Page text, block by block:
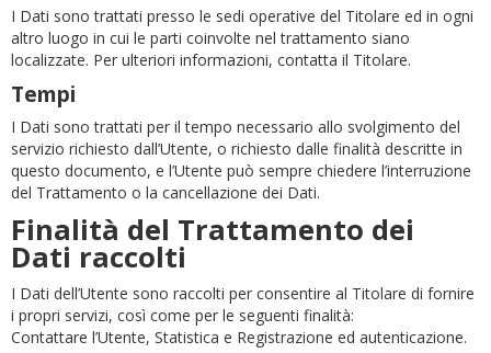
I Dati sono trattati presso le sedi operative del Titolare ed in ogni
altro luogo in cui le parti coinvolte nel trattamento siano
localizzate. Per ulteriori informazioni, contatta il Titolare.
Tempi
I Dati sono trattati per il tempo necessario allo svolgimento del
servizio richiesto dall’Utente, o richiesto dalle finalità descritte in
questo documento, e l’Utente può sempre chiedere l’interruzione
del Trattamento o la cancellazione dei Dati.
Finalità del Trattamento dei
Dati raccolti
I Dati dell’Utente sono raccolti per consentire al Titolare di fornire
i propri servizi, così come per le seguenti finalità:
Contattare l’Utente, Statistica e Registrazione ed autenticazione.